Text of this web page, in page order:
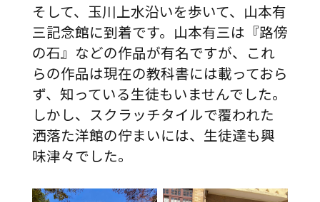
そして、玉川上水沿いを歩いて、山本有
三記念館に到着です。山本有三は『路傍
の石』などの作品が有名ですが、これ
らの作品は現在の教科書には載っておら
ず、知っている生徒もいませんでした。
しかし、スクラッチタイルで覆われた
洒落た洋館の佇まいには、生徒達も興
味津々でした。